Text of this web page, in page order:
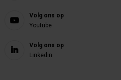
Volg ons op
Youtube
Volg ons op
Linkedin